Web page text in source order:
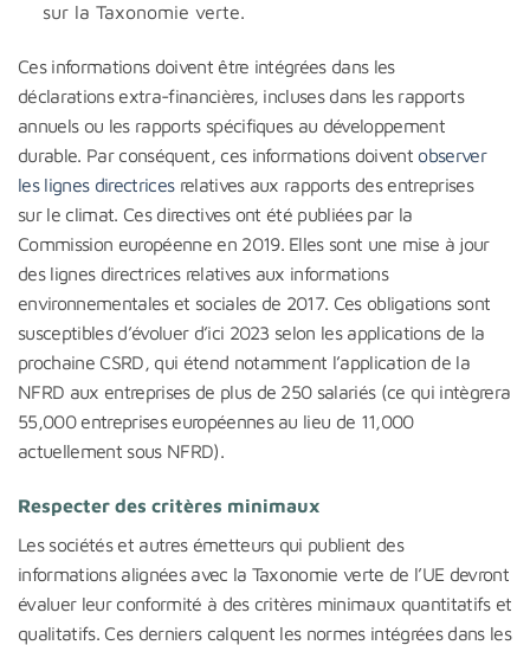
sur la Taxonomie verte.
Ces informations doivent être intégrées dans les
déclarations extra-financières, incluses dans les rapports
annuels ou les rapports spécifiques au développement
durable. Par conséquent, ces informations doivent observer
les lignes directricesrelatives aux rapports des entreprises
sur le climat. Ces directives ont été publiées par la
Commission européenne en 2019. Elles sont une mise à jour
des lignes directrices relatives aux informations
environnementales et sociales de 2017. Ces obligations sont
susceptibles d’évoluer d’ici 2023 selon les applications de la
prochaine CSRD, qui étend notamment l’application de la
NFRD aux entreprises de plus de 250 salariés (ce qui intègrera
55,000 entreprises européennes au lieu de 11,000
actuellement sous NFRD).
Respecter des critères minimaux
Les sociétés et autres émetteurs qui publient des
informations alignées avec la Taxonomie verte de l’UE devront
évaluer leur conformité à des critères minimaux quantitatifs et
qualitatifs. Ces derniers calquent les normes intégrées dans les